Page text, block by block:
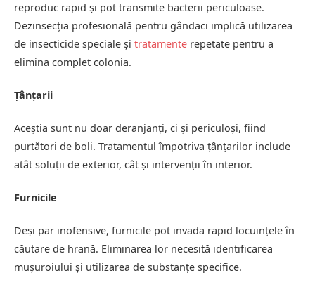
reproduc rapid și pot transmite bacterii periculoase.
Dezinsecția profesională pentru gândaci implică utilizarea
de insecticide speciale și tratamente repetate pentru a
elimina complet colonia.
Țânțarii
Aceștia sunt nu doar deranjanți, ci și periculoși, fiind
purtători de boli. Tratamentul împotriva țânțarilor include
atât soluții de exterior, cât și intervenții în interior.
Furnicile
Deși par inofensive, furnicile pot invada rapid locuințele în
căutare de hrană. Eliminarea lor necesită identificarea
mușuroiului și utilizarea de substanțe specifice.